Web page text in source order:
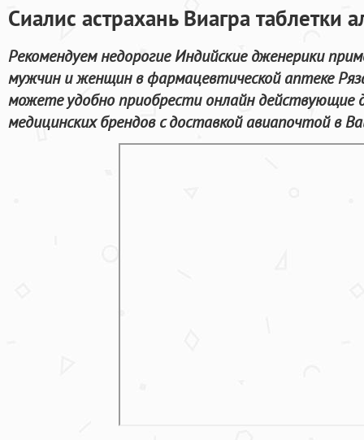
Сиалис астрахань Виагра таблетки
Рекомендуем недорогие Индийские дженерики
мужчин и женщин в фармацевтической аптеке
можете удобно приобрести онлайн действующие
медицинских брендов с доставкой авиапочтой в